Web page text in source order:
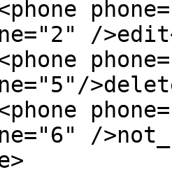
/
/